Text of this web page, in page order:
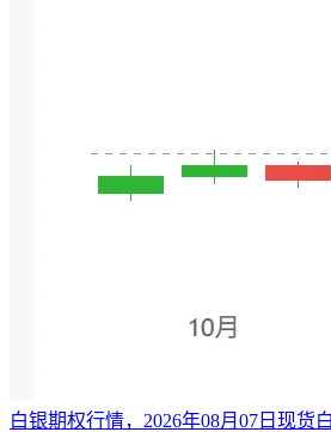
白银期权行情，2026年08月07日现货